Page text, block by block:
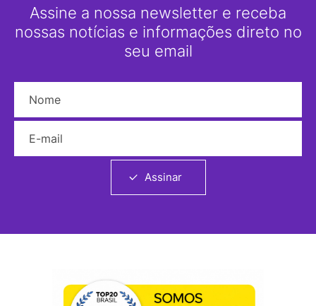
Assine a nossa newsletter e receba
nossas notícias e informações direto no
seu email
Assinar